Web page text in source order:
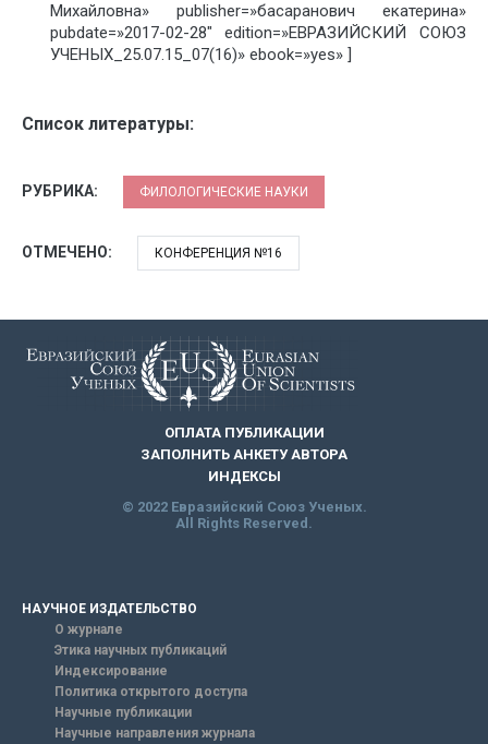
Михайловна» publisher=»басаранович екатерина»
pubdate=»2017-02-28″ edition=»ЕВРАЗИЙСКИЙ СОЮЗ
УЧЕНЫХ_25.07.15_07(16)» ebook=»yes» ]
Список литературы:
РУБРИКА: ФИЛОЛОГИЧЕСКИЕ НАУКИ
ОТМЕЧЕНО: КОНФЕРЕНЦИЯ №16
ОПЛАТА ПУБЛИКАЦИИ
ЗАПОЛНИТЬ АНКЕТУ АВТОРА
ИНДЕКСЫ
© 2022 Евразийский Союз Ученых.
All Rights Reserved.
НАУЧНОЕ ИЗДАТЕЛЬСТВО
О журнале
Этика научных публикаций
Индексирование
Политика открытого доступа
Научные публикации
Научные направления журнала